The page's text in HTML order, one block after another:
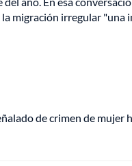
migración irregular "una
de crimen de